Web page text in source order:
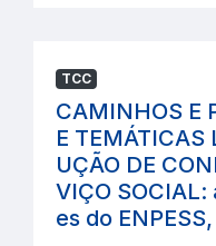
TCC
CAMINHOS E
E TEMÁTICAS
UÇÃO DE
VIÇO
es do